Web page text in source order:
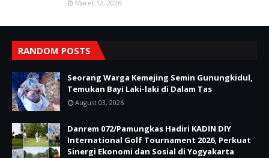
Maret 12, 2026
RANDOM POSTS
Seorang Warga Kemejing Semin Gunungkidul,
Temukan Bayi Laki-laki di Dalam Tas
August 03, 2026
Danrem 072/Pamungkas Hadiri KADIN DIY
International Golf Tournament 2026, Perkuat
Sinergi Ekonomi dan Sosial di Yogyakarta